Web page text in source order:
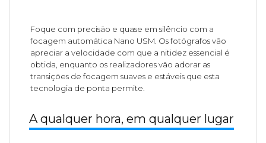
Foque com precisão e quase em silêncio com a
focagem automática Nano USM. Os fotógrafos vão
apreciar a velocidade com que a nitidez essencial é
obtida, enquanto os realizadores vão adorar as
transições de focagem suaves e estáveis que esta
tecnologia de ponta permite.
A qualquer hora, em qualquer lugar